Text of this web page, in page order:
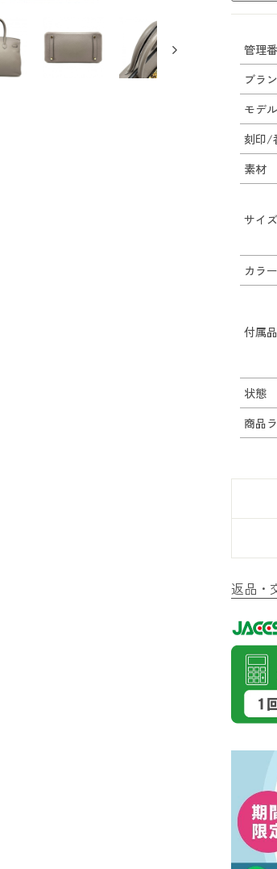
管理
ブラ
モデル
刻印/
素材
サイズ
カラー
付属品
状態
商品
返品・